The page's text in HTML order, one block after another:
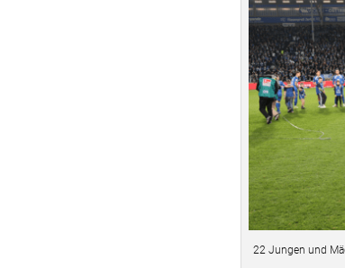
22 Jungen und